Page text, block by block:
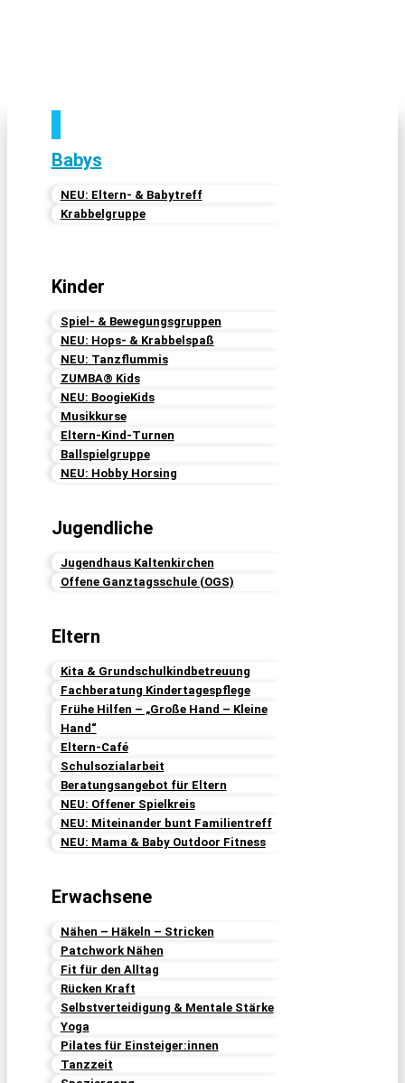
Babys
NEU: Eltern- & Babytreff
Krabbelgruppe
Kinder
Spiel- & Bewegungsgruppen
NEU: Hops- & Krabbelspaß
NEU: Tanzflummis
ZUMBA® Kids
NEU: BoogieKids
Musikkurse
Eltern-Kind-Turnen
Ballspielgruppe
NEU: Hobby Horsing
Jugendliche
Jugendhaus Kaltenkirchen
Offene Ganztagsschule (OGS)
Eltern
Kita & Grundschulkindbetreuung
Fachberatung Kindertagespflege
Frühe Hilfen – „Große Hand – Kleine
Hand“
Eltern-Café
Schulsozialarbeit
Beratungsangebot für Eltern
NEU: Offener Spielkreis
NEU: Miteinander bunt Familientreff
NEU: Mama & Baby Outdoor Fitness
Erwachsene
Nähen – Häkeln – Stricken
Patchwork Nähen
Fit für den Alltag
Rücken Kraft
Selbstverteidigung & Mentale Stärke
Yoga
Pilates für Einsteiger:innen
Tanzzeit